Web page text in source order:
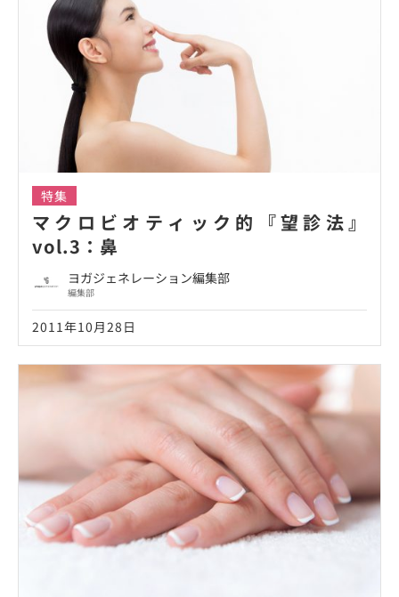
特集
マクロビオティック的『望診法』
vol.3：鼻
ヨガジェネレーション編集部
編集部
2011年10月28日